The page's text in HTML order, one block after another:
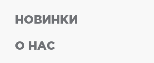
НОВИНКИ
О НАС